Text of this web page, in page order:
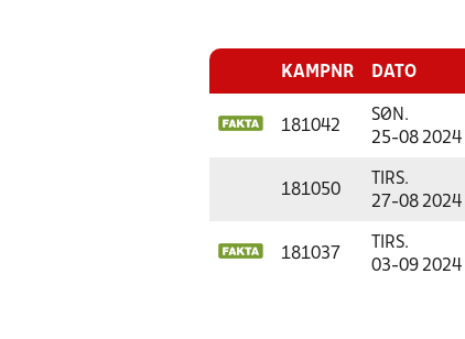
KAMPNR DATO
181042
SØN.
25-08 2024
181050
TIRS.
27-08 2024
181037
TIRS.
03-09 2024